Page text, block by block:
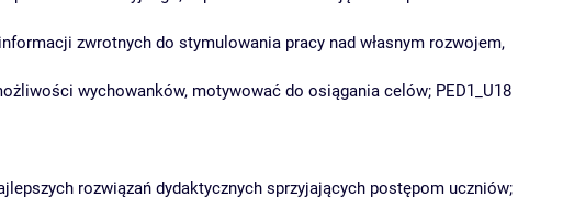
zwrotnych do stymulowania pracy nad własnym rozwojem,
wychowanków, motywować do osiągania celów; PED1_U18
rozwiązań dydaktycznych sprzyjających postępom uczniów;